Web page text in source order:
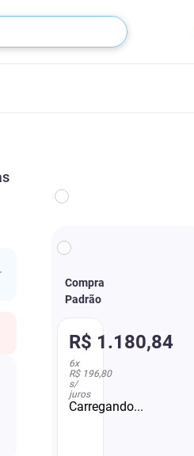
Compra
Padrão
R$ 1.180,84
6x
R$ 196,80
s/
juros
Carregando...